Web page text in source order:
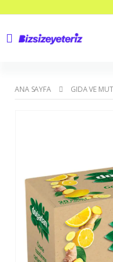
ANA SAYFA GIDA VE